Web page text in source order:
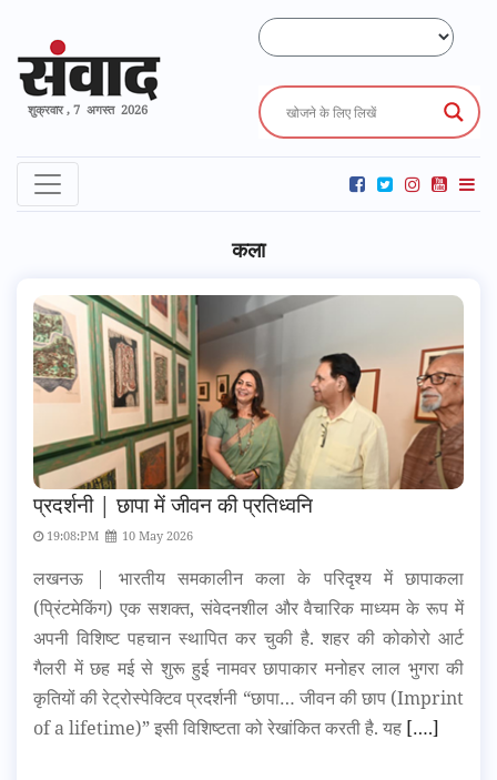
शुक्रवार , 7 अगस्त 2026
कला
प्रदर्शनी | छापा में जीवन की प्रतिध्वनि
19:08:PM 10 May 2026
लखनऊ | भारतीय समकालीन कला के परिदृश्य में छापाकला
(प्रिंटमेकिंग) एक सशक्त, संवेदनशील और वैचारिक माध्यम के रूप में
अपनी विशिष्ट पहचान स्थापित कर चुकी है. शहर की कोकोरो आर्ट
गैलरी में छह मई से शुरू हुई नामवर छापाकार मनोहर लाल भुगरा की
कृतियों की रेट्रोस्पेक्टिव प्रदर्शनी “छापा… जीवन की छाप (Imprint
of a lifetime)” इसी विशिष्टता को रेखांकित करती है. यह [….]